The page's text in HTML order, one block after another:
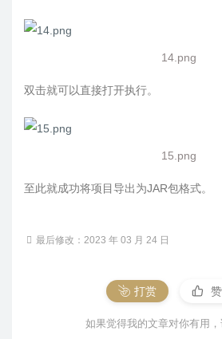
14.png
双击就可以直接打开执行。
15.png
至此就成功将项目导出为JAR包格式。
最后修改：2023 年 03 月 24 日
打赏 赞
如果觉得我的文章对你有用